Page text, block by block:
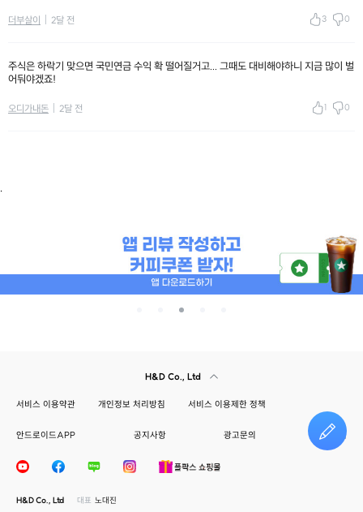
더부살이 2달 전 3 0
주식은 하락기 맞으면 국민연금 수익 확 떨어질거고... 그때도 대비해야하니 지금 많이 벌
어둬야겠죠!
오디가내돈 2달 전 1 0
.
H&D Co., Ltd
서비스 이용약관 개인정보 처리방침 서비스 이용제한 정책
안드로이드APP 공지사항 광고문의 건의하기
H&D Co., Ltd 대표 노대진